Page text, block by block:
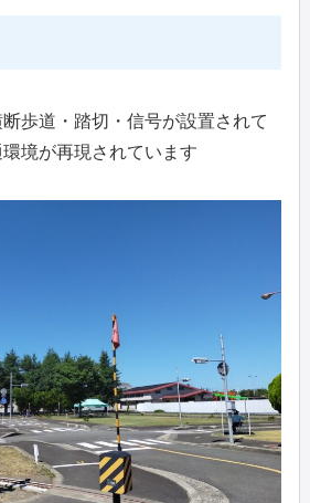
歩道・踏切・信号が設置されて
境が再現されています